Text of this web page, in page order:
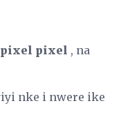
pixel pixel , na
nke i nwere ike